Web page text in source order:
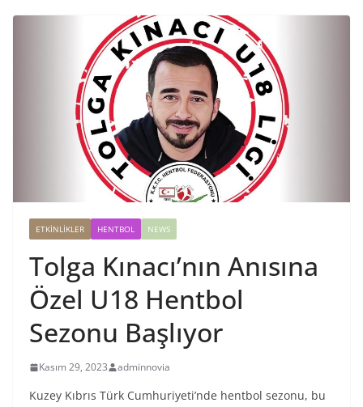
ETKINLIKLER HENTBOL NEWS
Tolga Kınacı’nın Anısına
Özel U18 Hentbol
Sezonu Başlıyor
Kasım 29, 2023 adminnovia
Kuzey Kıbrıs Türk Cumhuriyeti’nde hentbol sezonu, bu